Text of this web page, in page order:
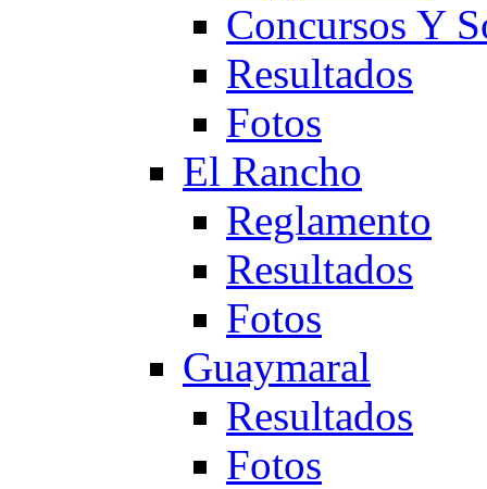
Concursos Y
Resultados
Fotos
El Rancho
Reglamento
Resultados
Fotos
Guaymaral
Resultados
Fotos